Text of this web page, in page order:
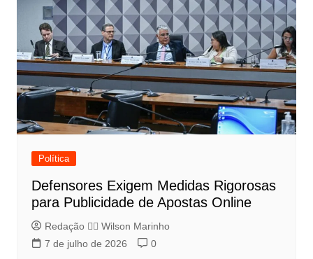
Política
Defensores Exigem Medidas Rigorosas
para Publicidade de Apostas Online
Redação 👨‍⚖️​ Wilson Marinho
7 de julho de 2026
0